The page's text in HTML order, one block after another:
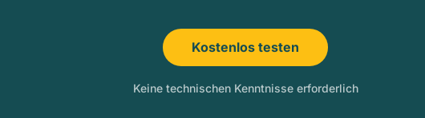
Kostenlos testen
Keine technischen Kenntnisse erforderlich